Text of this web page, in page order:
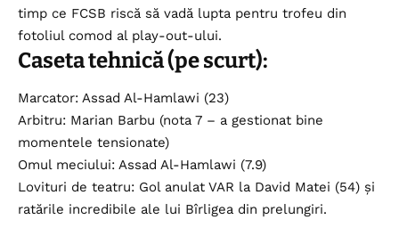
timp ce FCSB riscă să vadă lupta pentru trofeu din
fotoliul comod al play-out-ului.
Caseta tehnică (pe scurt):
Marcator: Assad Al-Hamlawi (23)
Arbitru: Marian Barbu (nota 7 – a gestionat bine
momentele tensionate)
Omul meciului: Assad Al-Hamlawi (7.9)
Lovituri de teatru: Gol anulat VAR la David Matei (54) și
ratările incredibile ale lui Bîrligea din prelungiri.